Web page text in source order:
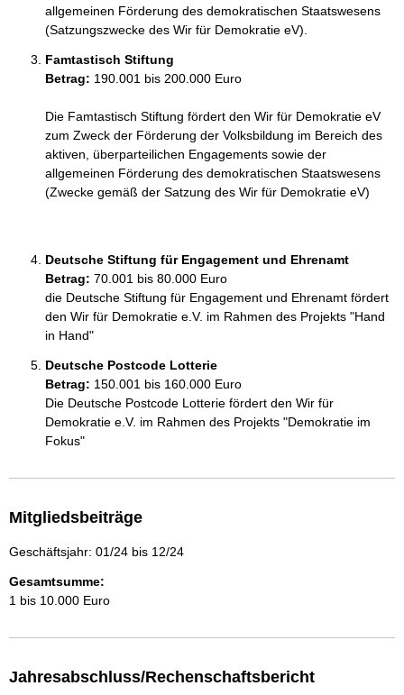
allgemeinen Förderung des demokratischen Staatswesens
(Satzungszwecke des Wir für Demokratie eV).
Famtastisch Stiftung
Betrag: 190.001 bis 200.000 Euro
Die Famtastisch Stiftung fördert den Wir für Demokratie eV
zum Zweck der Förderung der Volksbildung im Bereich des
aktiven, überparteilichen Engagements sowie der
allgemeinen Förderung des demokratischen Staatswesens
(Zwecke gemäß der Satzung des Wir für Demokratie eV)
Deutsche Stiftung für Engagement und Ehrenamt
Betrag: 70.001 bis 80.000 Euro
die Deutsche Stiftung für Engagement und Ehrenamt fördert
den Wir für Demokratie e.V. im Rahmen des Projekts "Hand
in Hand"
Deutsche Postcode Lotterie
Betrag: 150.001 bis 160.000 Euro
Die Deutsche Postcode Lotterie fördert den Wir für
Demokratie e.V. im Rahmen des Projekts "Demokratie im
Fokus"
Mitgliedsbeiträge
Geschäftsjahr: 01/24 bis 12/24
Gesamtsumme:
1 bis 10.000 Euro
Jahresabschluss/Rechenschaftsbericht